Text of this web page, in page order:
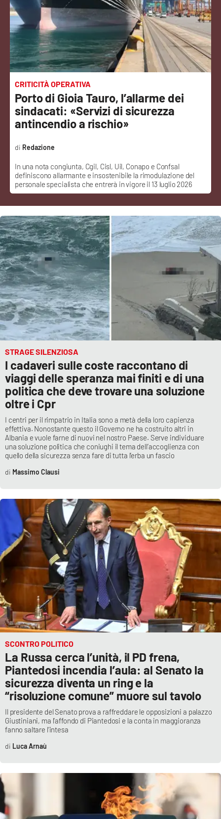
Sanità
Sport
Cultura
Podcast
Meteo
VIDEO
Ambiente
Cronaca
Cultura
Economia e Lavoro
Politica
Sanità
Società
Sport
RUBRICHE
Good Morning Vietnam
Parchi Marini Calabria
Imprese Di Calabria
Le perfidie di Antonella Grippo
Venti di comunicazione
STREAMING
LaC TV
LaC OnAir
EDIZIONI
LOCALI
Catanzaro
Crotone
Vibo Valentia
CRITICITÀ OPERATIVA
Porto di Gioia Tauro, l’allarme dei
sindacati: «Servizi di sicurezza
antincendio a rischio»
In una nota congiunta, Cgil, Cisl, Uil, Conapo e Confsal
definiscono allarmante e insostenibile la rimodulazione del
personale specialista che entrerà in vigore il 13 luglio 2026
Redazione
STRAGE SILENZIOSA
I cadaveri sulle coste raccontano di
viaggi delle speranza mai finiti e di una
politica che deve trovare una soluzione
oltre i Cpr
I centri per il rimpatrio in Italia sono a metà della loro capienza
effettiva. Nonostante questo il Governo ne ha costruito altri in
Albania e vuole farne di nuovi nel nostro Paese. Serve individuare
una soluzione politica che coniughi il tema dell’accoglienza con
quello della sicurezza senza fare di tutta l’erba un fascio
Massimo Clausi
SCONTRO POLITICO
La Russa cerca l’unità, il PD frena,
Piantedosi incendia l’aula: al Senato la
sicurezza diventa un ring e la
“risoluzione comune” muore sul tavolo
Il presidente del Senato prova a raffreddare le opposizioni a palazzo
Giustiniani, ma l’affondo di Piantedosi e la conta in maggioranza
fanno saltare l’intesa
Luca Arnaù